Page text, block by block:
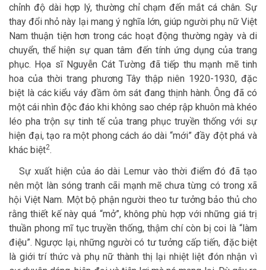
chỉnh độ dài hợp lý, thường chỉ chạm đến mắt cá chân. Sự
thay đổi nhỏ này lại mang ý nghĩa lớn, giúp người phụ nữ Việt
Nam thuận tiện hơn trong các hoạt động thường ngày và di
chuyển, thể hiện sự quan tâm đến tính ứng dụng của trang
phục. Họa sĩ Nguyễn Cát Tường đã tiếp thu mạnh mẽ tinh
hoa của thời trang phương Tây thập niên 1920-1930, đặc
biệt là các kiểu váy đầm ôm sát đang thịnh hành. Ông đã có
một cái nhìn độc đáo khi không sao chép rập khuôn mà khéo
léo pha trộn sự tinh tế của trang phục truyền thống với sự
hiện đại, tạo ra một phong cách áo dài “mới” đầy đột phá và
khác biệt2.
Sự xuất hiện của áo dài Lemur vào thời điểm đó đã tạo
nên một làn sóng tranh cãi mạnh mẽ chưa từng có trong xã
hội Việt Nam. Một bộ phận người theo tư tưởng bảo thủ cho
rằng thiết kế này quá “mở”, không phù hợp với những giá trị
thuần phong mĩ tục truyền thống, thậm chí còn bị coi là “làm
điệu”. Ngược lại, những người có tư tưởng cấp tiến, đặc biệt
là giới trí thức và phụ nữ thành thị lại nhiệt liệt đón nhận vì